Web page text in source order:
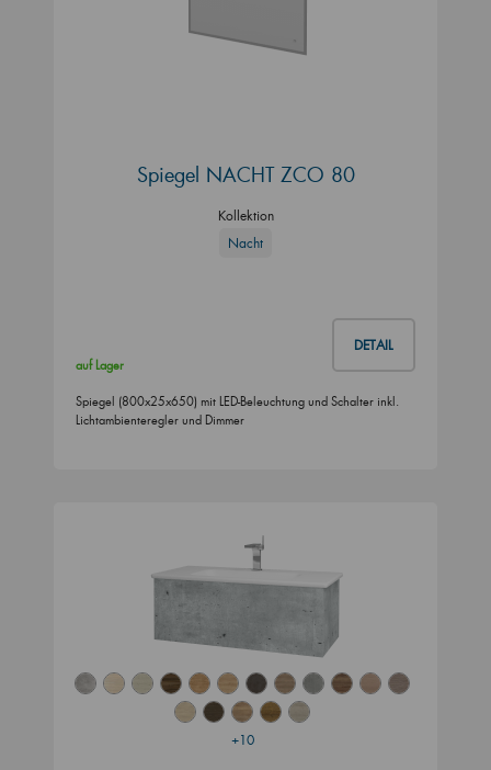
Spiegel NACHT ZCO 80
Kollektion
Nacht
DETAIL
auf Lager
Spiegel (800x25x650) mit LED-Beleuchtung und Schalter inkl.
Lichtambienteregler und Dimmer
+10